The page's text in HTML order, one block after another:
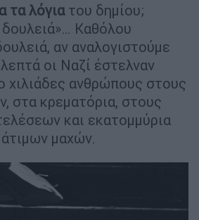
τα λόγιατου δημίου;
Καθόλου
αν αναλογιστούμε
οι Ναζί έστελναν
χιλιάδες ανθρώπους στους
στα κρεματόρια, στους
και εκατομμύρια
μαχών.